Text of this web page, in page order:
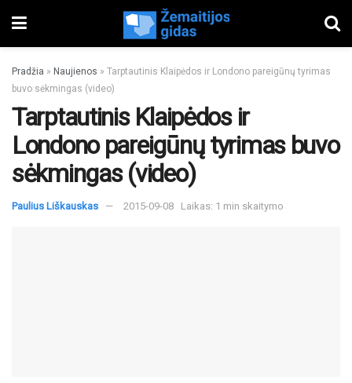
Pradžia » Naujienos » Tarptautinis Klaipėdos ir Londono pareigūnų tyrimas
buvo sėkmingas (video)
Tarptautinis Klaipėdos ir
Londono pareigūnų tyrimas buvo
sėkmingas (video)
Paulius Liškauskas 2015-09-08 Laikas: 1 min skaitymo